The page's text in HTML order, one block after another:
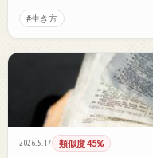
#生き方
2026.5.17 類似度 45%